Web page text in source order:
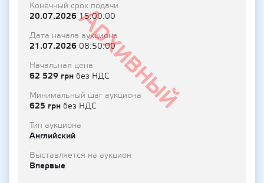
Архивный
Конечный срок подачи
20.07.202615:00:00
Дата начала аукциона
21.07.2026 08:50:00
Начальная цена
62 529 грн без НДС
Минимальный шаг аукциона
625 грн без НДС
Тип аукциона
Английский
Выставляется на аукцион
Впервые